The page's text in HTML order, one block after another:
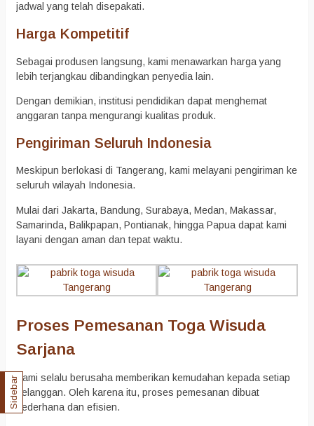
jadwal yang telah disepakati.
Harga Kompetitif
Sebagai produsen langsung, kami menawarkan harga yang
lebih terjangkau dibandingkan penyedia lain.
Dengan demikian, institusi pendidikan dapat menghemat
anggaran tanpa mengurangi kualitas produk.
Pengiriman Seluruh Indonesia
Meskipun berlokasi di Tangerang, kami melayani pengiriman ke
seluruh wilayah Indonesia.
Mulai dari Jakarta, Bandung, Surabaya, Medan, Makassar,
Samarinda, Balikpapan, Pontianak, hingga Papua dapat kami
layani dengan aman dan tepat waktu.
Proses Pemesanan Toga Wisuda
Sarjana
Kami selalu berusaha memberikan kemudahan kepada setiap
pelanggan. Oleh karena itu, proses pemesanan dibuat
sederhana dan efisien.
Sidebar